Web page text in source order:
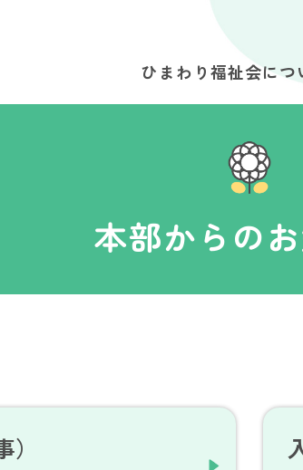
ひまわり福祉会につ
本部からの